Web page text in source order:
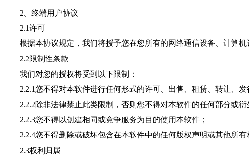
2、终端用户协议
2.1许可
根据本协议规定， 我们将授予您在您所有的网络通信设备、计算
2.2限制性条款
我们对您的授权将受到以下限制：
2.2.1您不得对本软件进行任何形式的许可、出售、租赁、转让、发
2.2.2除非法律禁止此类限制，否则您不得对本软件的任何部分或衍
2.2.3您不得以创建相同或竞争服务为目的使用本软件；
2.2.4您不得删除或破坏包含在本软件中的任何版权声明或其他所有
2.3权利归属